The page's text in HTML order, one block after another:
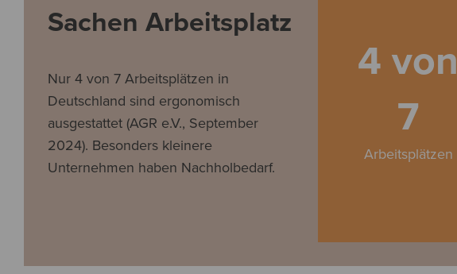
Sachen Arbeitsplatz
Nur 4 von 7 Arbeitsplätzen in
Deutschland sind ergonomisch
ausgestattet (AGR e.V., September
2024). Besonders kleinere
Unternehmen haben Nachholbedarf.
4 von
7
Arbeitsplätzen